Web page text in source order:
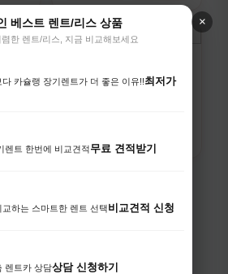
×
베스트 렌트/리스 상품
한 렌트/리스, 지금 비교해보세요
카슐랭 장기렌트가 더 좋은 이유!!최저가
렌트 한번에 비교견적무료 견적받기
하는 스마트한 렌트 선택비교견적 신청
렌트카 상담상담 신청하기
매
10
59%58,900원145,100원